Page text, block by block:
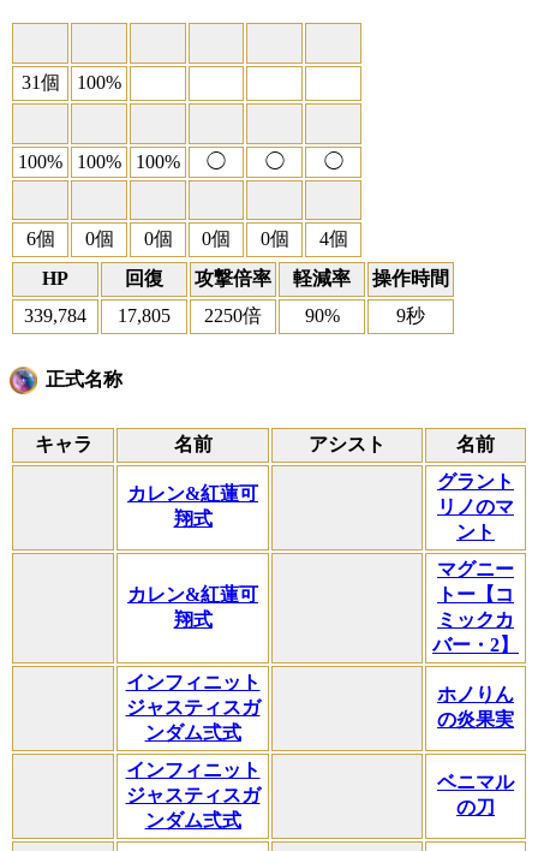
31個 100%
100% 100% 100% ◯ ◯ ◯
6個 0個 0個 0個 0個
4個
HP
回復 攻撃倍率 軽減率
操作時間
339,784
17,805 2250倍 90% 9秒
正式名称
キャラ 名前 アシスト 名前
カレン&紅蓮可
翔式
グラント
リノのマ
ント
カレン&紅蓮可
翔式
マグニー
トー【コ
ミックカ
バー・2】
インフィニット
ジャスティスガ
ンダム弍式
ホノりん
の炎果実
インフィニット
ジャスティスガ
ンダム弍式
ベニマル
の刀